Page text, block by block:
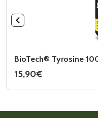
BioTech® Tyrosine
15,90€